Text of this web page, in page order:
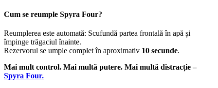
Cum se reumple Spyra Four?
Reumplerea este automată: Scufundă partea frontală în apă și
împinge trăgaciul înainte.
Rezervorul se umple complet în aproximativ 10 secunde.
Mai mult control. Mai multă putere. Mai multă distracție –
Spyra Four.